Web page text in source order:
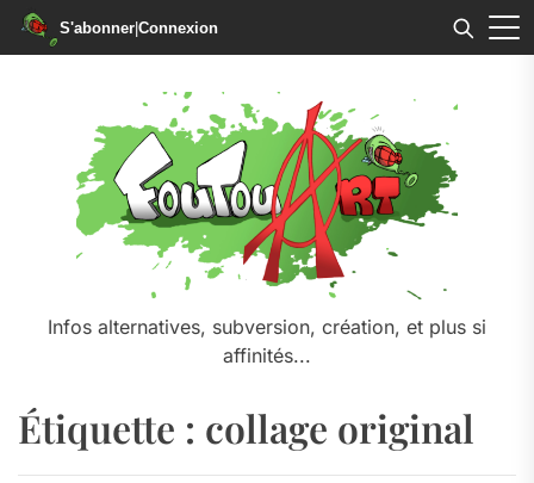
S'abonner|Connexion
Infos alternatives, subversion, création, et plus si
affinités...
Étiquette : collage original